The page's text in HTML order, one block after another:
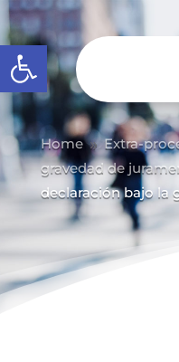
Abrir barra de
Home 9 Extra-
gravedad de
declaración bajo la